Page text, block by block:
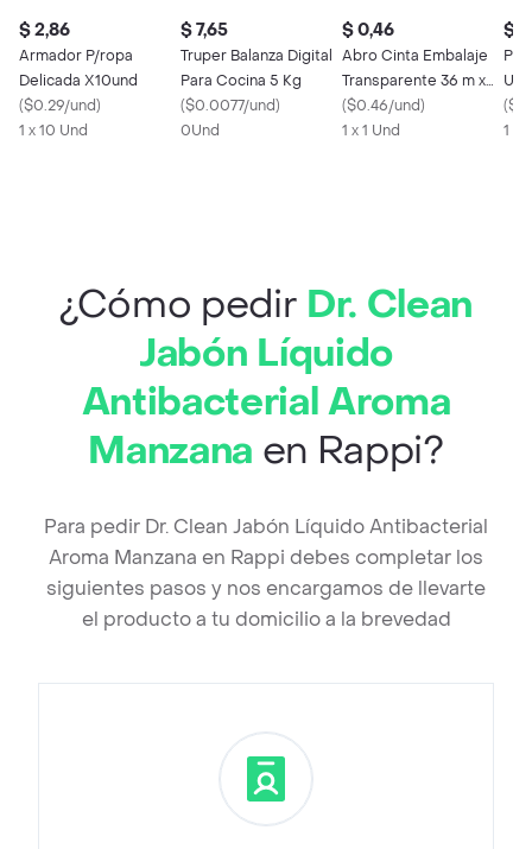
$ 2,86
Armador P/ropa
Delicada X10und
($0.29/und)
1 x 10 Und
$ 7,65
Truper Balanza Digital
Para Cocina 5 Kg
($0.0077/und)
0Und
$ 0,46
Abro Cinta Embalaje
Transparente 36 m x
48 mm
($0.46/und)
1 x 1 Und
$
Ud
(
1 x
¿Cómo pedir Dr. Clean
Jabón Líquido
Antibacterial Aroma
Manzana en Rappi?
Para pedir Dr. Clean Jabón Líquido Antibacterial
Aroma Manzana en Rappi debes completar los
siguientes pasos y nos encargamos de llevarte
el producto a tu domicilio a la brevedad